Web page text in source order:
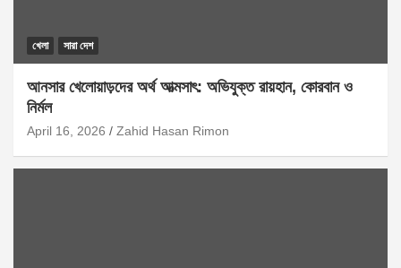
খেলা সারা দেশ
আনসার খেলোয়াড়দের অর্থ আত্মসাৎ: অভিযুক্ত রায়হান, কোরবান ও
নির্মল
April 16, 2026 Zahid Hasan Rimon